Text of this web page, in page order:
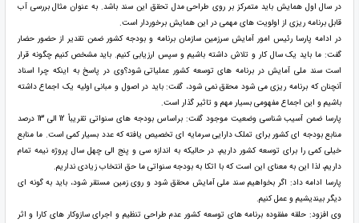
در سال اول همایش باید متمرکز بر روی طراحی مدل تحقق این سند باشد. به عنوان مثال بررسی آب
قابل برنامه ریزی از اولویت های مهمی در این همایش برخوردار است.
در ادامه پارسا رئیس امور آمایش سرزمین سازمان برنامه و بودجه کشور ضمن تقدیر از حضور حضار
گفت: ما باید یک سال کار و تلاش داشته باشیم و سپس ارزیابی کنیم. باید مشخص کنیم چگونه قرار
است سند ملی آمایش در برنامه های توسعه کشور عملیاتی شود؟وی در پاسخ به اینکه چرا اسناد
آنچنان که برنامه ریزی می شود محقق نمی شود، گفت: باید در اصول و مبانی اولیه یک اجماع داشته
باشیم و این اجماع مفهومی بسیار مهم و تاثیر گذار است.
پارسا ضمن آسیب شناسی وضعیت موجود گفت: براساس بودجه های سنواتی تقریباً 12 الی 13 درصد
منابع بودجه ای کشور برای تملک دارایی سرمایه ای تخصیص یافته که عدد بسیار کمی است. ما منابع
خیلی کمی را برای توسعه کشور داریم، در حالیکه به اندازه سی و پنج الی چهل سال پروژه نیمه تمام
داریم، لذا این به معنای این است که با اتکا به بودجه سنواتی ما حق انتخاب زیادی نداریم.
پارسا ادامه داد: اگر بخواهیم سند ملی آمایش محقق شود و روی زمین مستقر شود، باید به گونه ای
دیگر بیندیشیم و عمل کنیم.
وی افزود: حلقه مفقوده برنامه های توسعه کشور عدم طراحی تنظیم و اجرای سازوکار های کارا و اثر